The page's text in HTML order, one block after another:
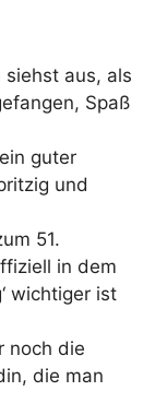
siehst aus, als
Spaß
guter
und
51.
in dem
wichtiger ist
noch die
die man